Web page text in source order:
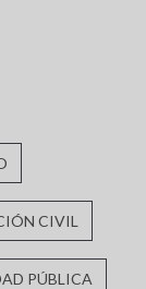
CIVIL
PÚBLICA